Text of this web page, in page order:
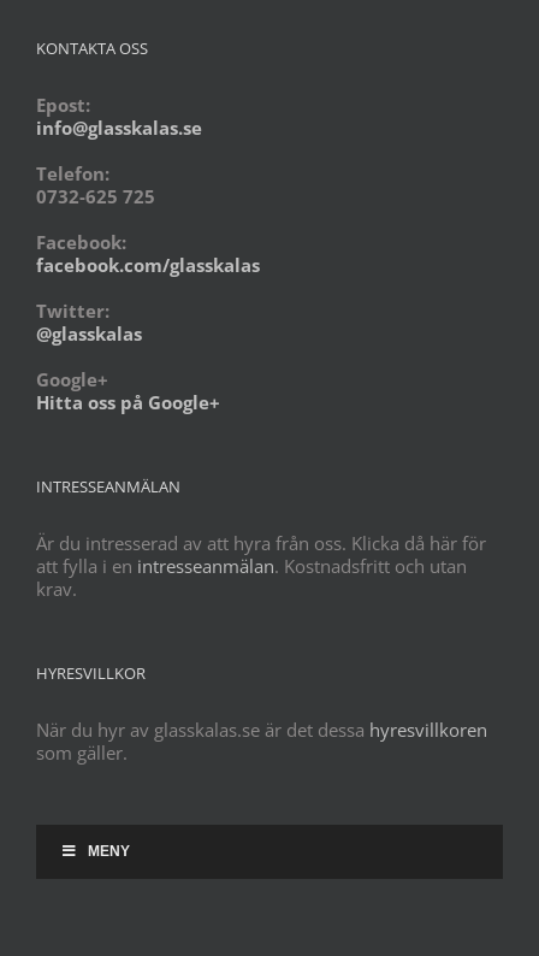
KONTAKTA OSS
Epost:
info@glasskalas.se
Telefon:
0732-625 725
Facebook:
facebook.com/glasskalas
Twitter:
@glasskalas
Google+
Hitta oss på Google+
INTRESSEANMÄLAN
Är du intresserad av att hyra från oss. Klicka då här för
att fylla i en intresseanmälan. Kostnadsfritt och utan
krav.
HYRESVILLKOR
När du hyr av glasskalas.se är det dessa hyresvillkoren
som gäller.
MENY